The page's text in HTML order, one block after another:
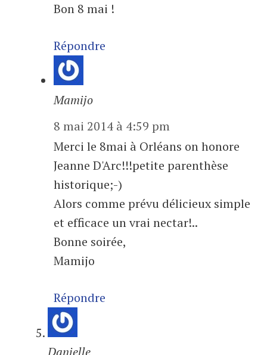
Bon 8 mai !
Répondre
Mamijo
8 mai 2014 à 4:59 pm
Merci le 8mai à Orléans on honore
Jeanne D'Arc!!!petite parenthèse
historique;-)
Alors comme prévu délicieux simple
et efficace un vrai nectar!..
Bonne soirée,
Mamijo
Répondre
Danielle